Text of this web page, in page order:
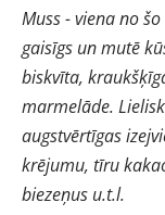
Muss - viena no
gaisīgs un mutē
biskvīta,
marmelāde.
augstvērtīgas
krējumu, tīru
biezeņus u.t.l.